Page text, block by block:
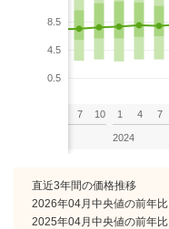
8.5
4.5
0.5
7 10 1 4 7
2024
直近3年間の価格推移
2026年04月中央値の前年比
2025年04月中央値の前年比